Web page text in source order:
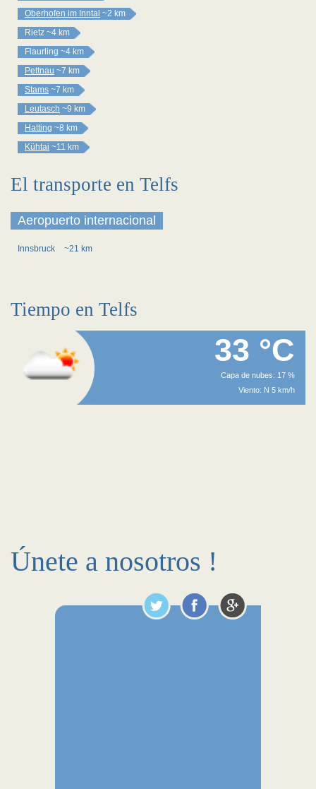
Oberhofen im Inntal ~2 km
Rietz ~4 km
Flaurling ~4 km
Pettnau ~7 km
Stams ~7 km
Leutasch ~9 km
Hatting ~8 km
Kühtai ~11 km
El transporte en Telfs
Aeropuerto internacional
Innsbruck ~21 km
Tiempo en Telfs
33 °C
Capa de nubes: 17 %
Viento: N 5 km/h
Únete a nosotros !